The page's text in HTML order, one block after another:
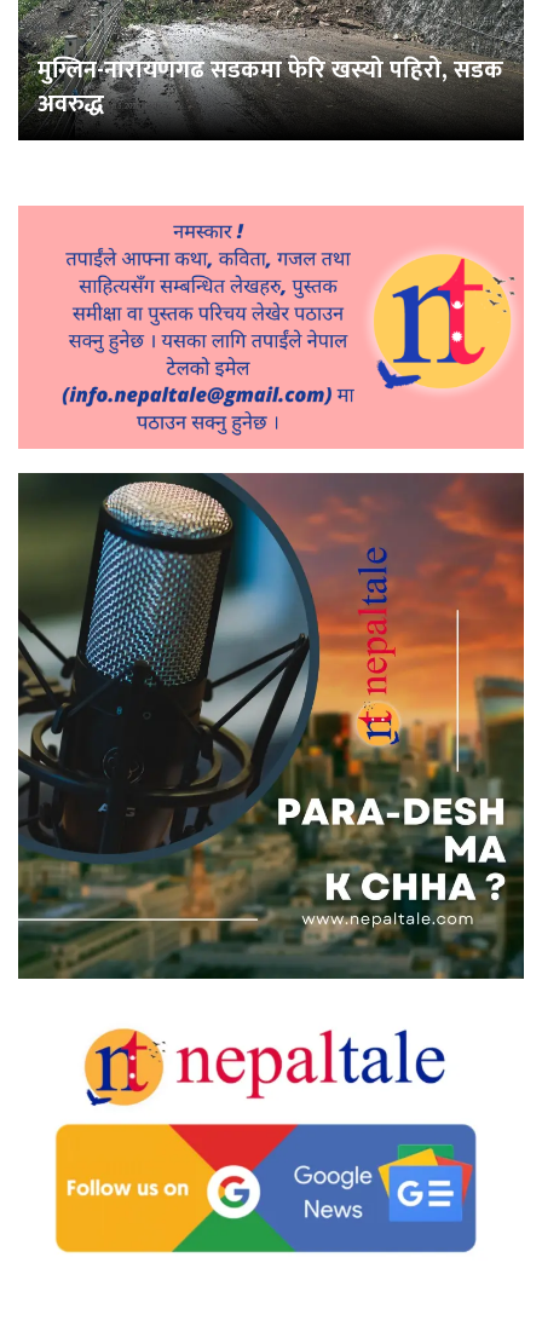
मुग्लिन-नारायणगढ सडकमा फेरि खस्यो पहिरो, सडक
अवरुद्ध